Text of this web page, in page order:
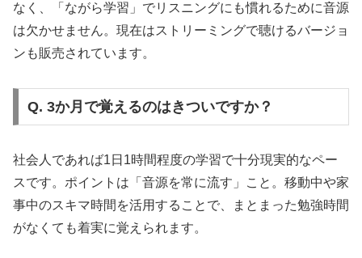
なく、「ながら学習」でリスニングにも慣れるために音源
は欠かせません。現在はストリーミングで聴けるバージョ
ンも販売されています。
Q. 3か月で覚えるのはきついですか？
社会人であれば1日1時間程度の学習で十分現実的なペー
スです。ポイントは「音源を常に流す」こと。移動中や家
事中のスキマ時間を活用することで、まとまった勉強時間
がなくても着実に覚えられます。